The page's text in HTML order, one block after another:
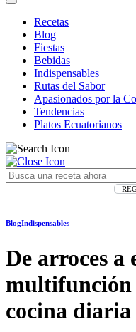
Recetas
Blog
Fiestas
Bebidas
Indispensables
Rutas del Sabor
Apasionados por la
Tendencias
Platos Ecuatorianos
BlogIndispensables
De arroces a
multifunción
cocina diaria